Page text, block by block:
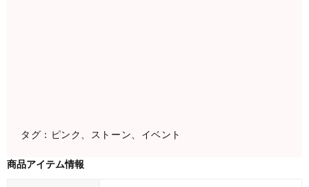
タグ：ピンク、ストーン、イベント
商品アイテム情報